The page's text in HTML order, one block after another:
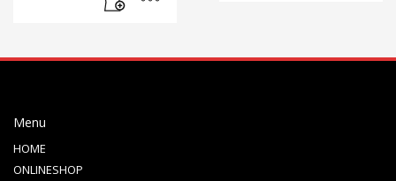
Menu
HOME
ONLINESHOP